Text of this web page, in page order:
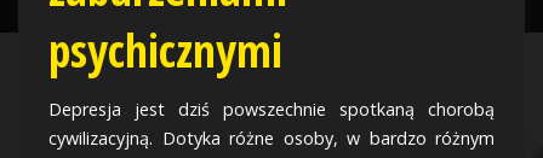
psychicznymi
Depresja jest dziś powszechnie spotkaną chorobą
cywilizacyjną. Dotyka różne osoby, w bardzo różnym